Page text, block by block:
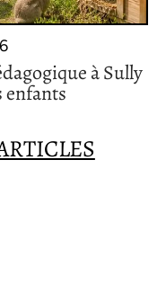
à Sully
enfants